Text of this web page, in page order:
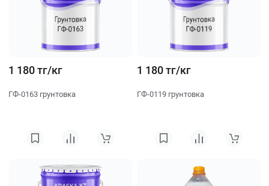
1 180 тг/кг
ГФ-0163 грунтовка
1 180 тг/кг
ГФ-0119 грунтовка